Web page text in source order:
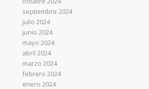
septiembre 2024
julio 2024
junio 2024
mayo 2024
abril 2024
marzo 2024
febrero 2024
enero 2024